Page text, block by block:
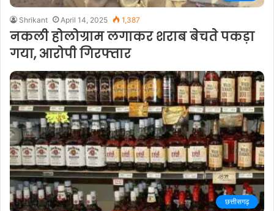
Shrikant April 14, 2025 1,387
नकली होलोग्राम लगाकर शराब बेचते पकड़ा
गया, आरोपी गिरफ्तार
छत्तीसगढ़